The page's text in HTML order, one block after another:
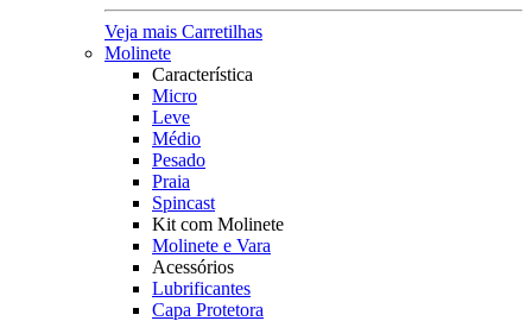
Veja mais Carretilhas
Molinete
Característica
Micro
Leve
Médio
Pesado
Praia
Spincast
Kit com Molinete
Molinete e Vara
Acessórios
Lubrificantes
Capa Protetora